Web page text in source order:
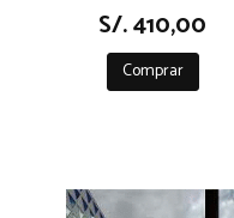
S/. 410,00
Comprar